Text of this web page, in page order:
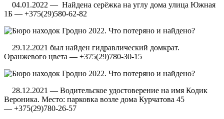
04.01.2022 — Найдена серёжка на углу дома улица Южная
1Б — +375(29)580-62-82
29.12.2021 был найден гидравлический домкрат.
Оранжевого цвета — +375(29)780-30-15
28.12.2021 — Водительское удостоверение на имя Кодик
Вероника. Место: парковка возле дома Курчатова 45
— +375(29)780-26-57